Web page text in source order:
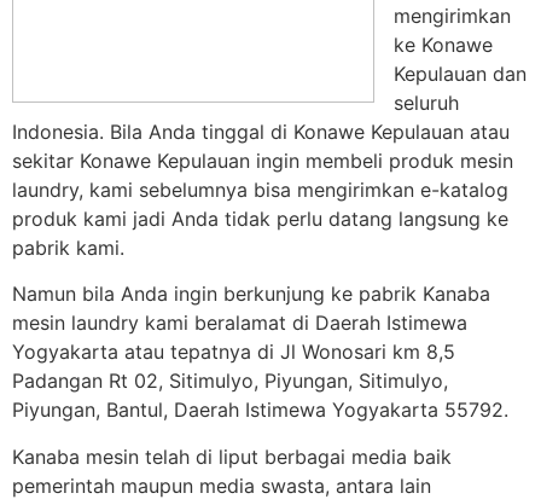
mengirimkan
ke Konawe
Kepulauan dan
seluruh
Indonesia. Bila Anda tinggal di Konawe Kepulauan atau
sekitar Konawe Kepulauan ingin membeli produk mesin
laundry, kami sebelumnya bisa mengirimkan e-katalog
produk kami jadi Anda tidak perlu datang langsung ke
pabrik kami.
Namun bila Anda ingin berkunjung ke pabrik Kanaba
mesin laundry kami beralamat di Daerah Istimewa
Yogyakarta atau tepatnya di Jl Wonosari km 8,5
Padangan Rt 02, Sitimulyo, Piyungan, Sitimulyo,
Piyungan, Bantul, Daerah Istimewa Yogyakarta 55792.
Kanaba mesin telah di liput berbagai media baik
pemerintah maupun media swasta, antara lain